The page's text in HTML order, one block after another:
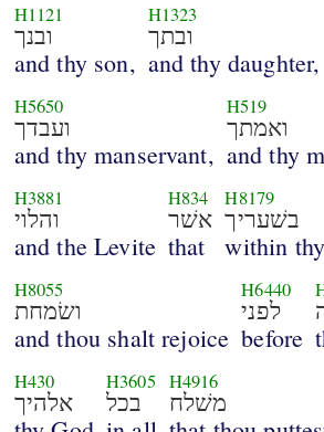
H1121
ובנך
and thy son,
H1323
ובתך
and thy daughter,
H5650
ועבדך
and thy manservant,
H519
ואמתך
and thy
H3881
והלוי
and the Levite
H834
אשׁר
that
H8179
בשׁעריך
within
H8055
ושׂמחת
and thou shalt rejoice
H6440
לפני
before
H430
אלהיך
H3605
בכל
H4916
משׁלח